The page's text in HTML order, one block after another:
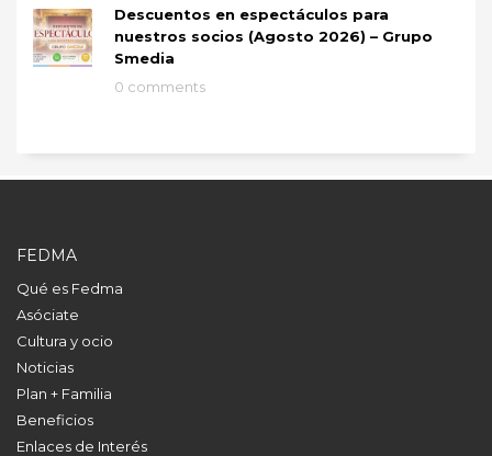
Descuentos en espectáculos para
nuestros socios (Agosto 2026) – Grupo
Smedia
0 comments
FEDMA
Qué es Fedma
Asóciate
Cultura y ocio
Noticias
Plan + Familia
Beneficios
Enlaces de Interés